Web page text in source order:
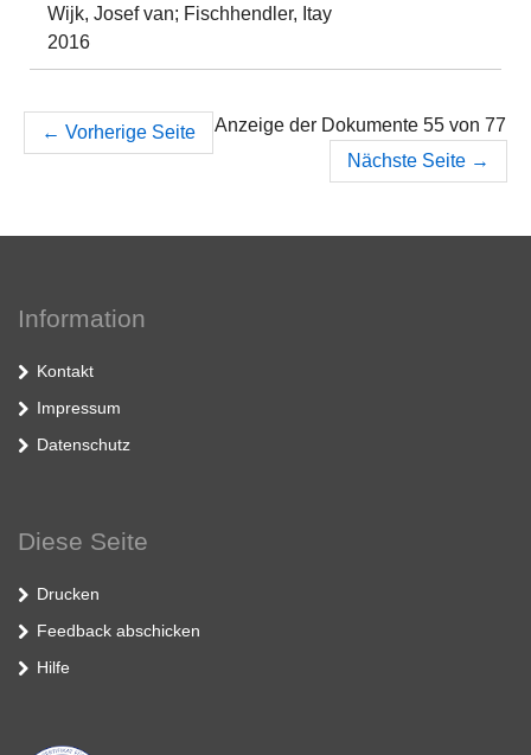
Wijk, Josef van; Fischhendler, Itay
2016
← Vorherige Seite
Anzeige der Dokumente 55 von 77
Nächste Seite →
Information
Kontakt
Impressum
Datenschutz
Diese Seite
Drucken
Feedback abschicken
Hilfe